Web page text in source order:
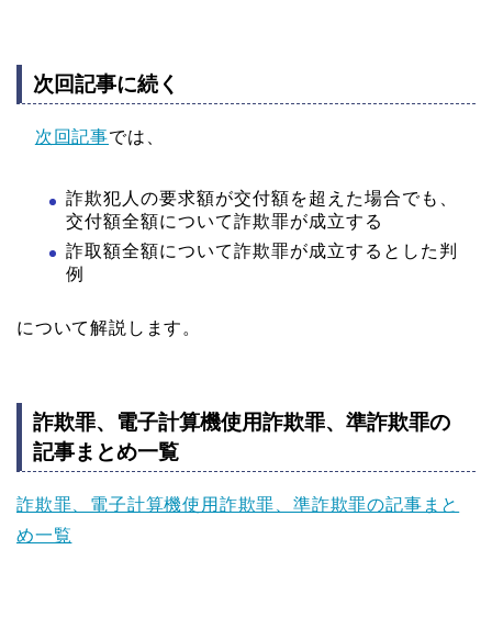
次回記事に続く
次回記事では、
詐欺犯人の要求額が交付額を超えた場合でも、
交付額全額について詐欺罪が成立する
詐取額全額について詐欺罪が成立するとした判
例
について解説します。
詐欺罪、電子計算機使用詐欺罪、準詐欺罪の
記事まとめ一覧
詐欺罪、電子計算機使用詐欺罪、準詐欺罪の記事まと
め一覧